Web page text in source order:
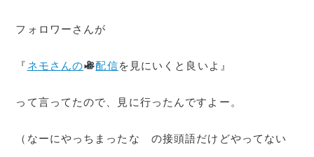
フォロワーさんが
『 ネモさんの 配信を見にいくと良いよ』
って言ってたので、見に行ったんですよー。
（なーにやっちまったな の接頭語だけどやってない